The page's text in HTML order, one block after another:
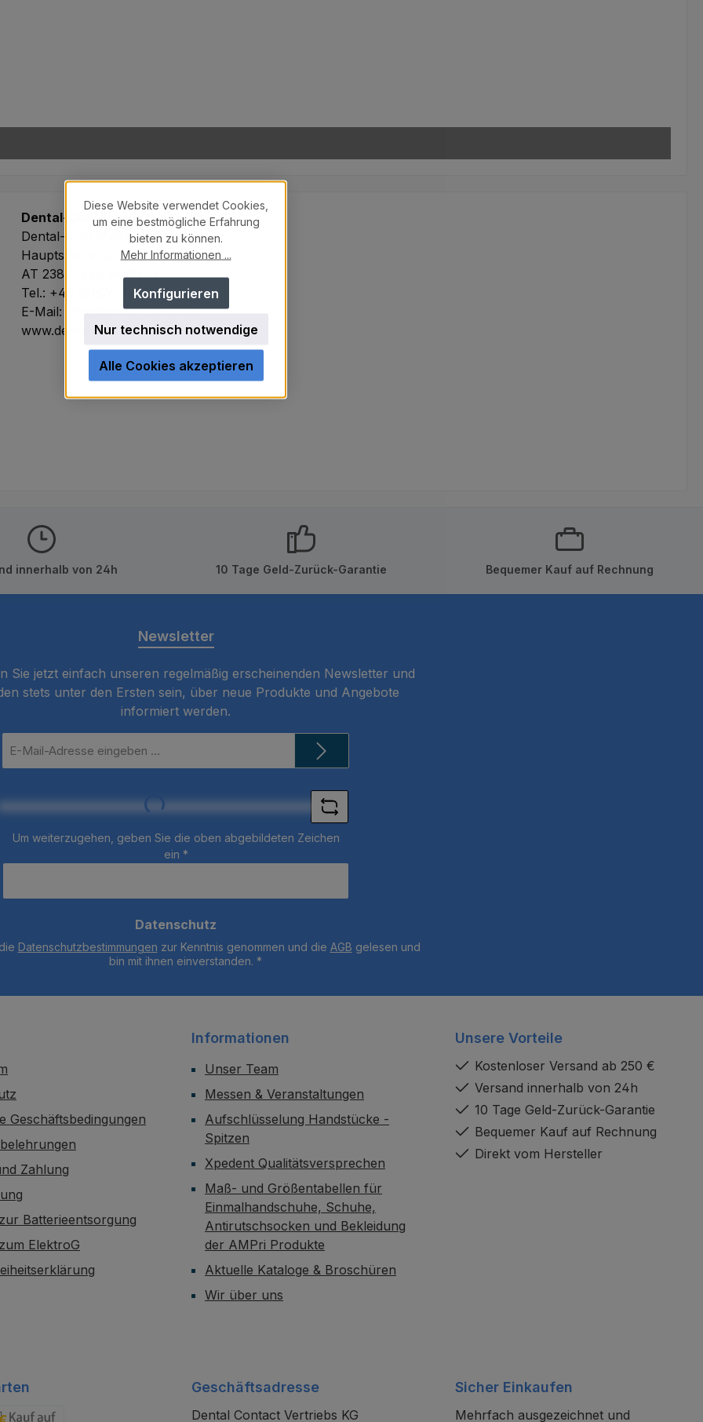
Dental-Contact Vertriebs KG
Dental- und Medizinhandel
Hauptstraße 52
AT 2381 Laab im Walde
Tel.: +43 (0)676 4655990
E-Mail: info@dental-contact.at
www.dental-contact.at
innerhalb von 24h 10 Tage Geld-Zurück-Garantie Bequemer Kauf auf Rechnung
Newsletter
Sie jetzt einfach unseren regelmäßig erscheinenden Newsletter und
stets unter den Ersten sein, über neue Produkte und Angebote
informiert werden.
Mail-
Loading...
Um weiterzugehen, geben Sie die oben abgebildeten Zeichen
ein *
Datenschutz
Datenschutzbestimmungen zur Kenntnis genommen und die AGB gelesen und
bin mit ihnen einverstanden. *
Geschäftsbedingungen
Zahlung
Batterieentsorgung
ElektroG
Informationen
Unser Team
Messen & Veranstaltungen
Aufschlüsselung Handstücke -
Spitzen
Xpedent Qualitätsversprechen
Maß- und Größentabellen für
Einmalhandschuhe, Schuhe,
Antirutschsocken und Bekleidung
der AMPri Produkte
Aktuelle Kataloge & Broschüren
Wir über uns
Unsere Vorteile
Kostenloser Versand ab 250 €
Versand innerhalb von 24h
10 Tage Geld-Zurück-Garantie
Bequemer Kauf auf Rechnung
Direkt vom Hersteller
Geschäftsadresse
Dental Contact Vertriebs KG
Sicher Einkaufen
Mehrfach ausgezeichnet und
Diese Website verwendet Cookies,
um eine bestmögliche Erfahrung
bieten zu können.
Mehr Informationen ...
Nur technisch notwendige
Konfigurieren
Alle Cookies akzeptieren